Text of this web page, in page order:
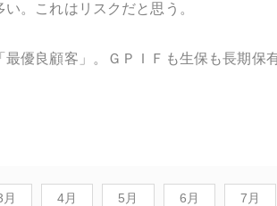
。これはリスクだと思う。
優良顧客」。ＧＰＩＦも生保も長期保
月 4月 5月 6月 7月